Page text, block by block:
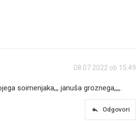
08.07.2022 ob 15:49
soimenjaka,,, januša groznega,,,,.
reply Odgovori